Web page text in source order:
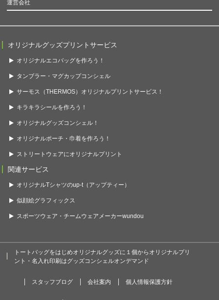
運営会社
オリジナルグッズプリントサービス
オリジナルエコバッグを作ろう！
タンブラー・マグカップコンシェル
サーモス（THERMOS）オリジナルプリントサービス！
キラキラシールを作ろう！
オリジナルグッズコンシェル！
オリジナルポーチ・巾着を作ろう！
ストリートウェアにオリジナルプリント
関連サービス
オリジナルTシャツのup-t（アップティー）
似顔絵グラフィックス
スポーツウェア・チームウェアメーカーwundou
トートバッグをはじめオリジナルグッズに１個からオリジナルプリ
ント・名入れ印刷はグッズコンシェルオンデマンド
スタッフブログ 会社案内 個人情報保護方針